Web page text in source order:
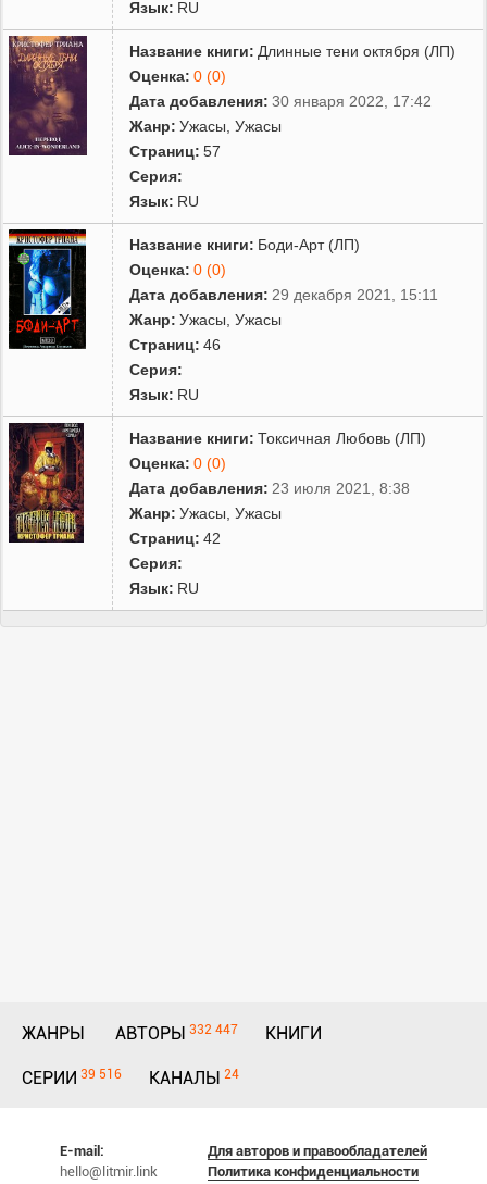
Язык: RU
Название книги: Длинные тени октября (ЛП)
Оценка: 0 (0)
Дата добавления: 30 января 2022, 17:42
Жанр: Ужасы ,Ужасы
Страниц: 57
Серия:
Язык: RU
Название книги: Боди-Арт (ЛП)
Оценка: 0 (0)
Дата добавления: 29 декабря 2021, 15:11
Жанр: Ужасы ,Ужасы
Страниц: 46
Серия:
Язык: RU
Название книги: Токсичная Любовь (ЛП)
Оценка: 0 (0)
Дата добавления: 23 июля 2021, 8:38
Жанр: Ужасы ,Ужасы
Страниц: 42
Серия:
Язык: RU
ЖАНРЫ АВТОРЫ 332 447 КНИГИ
СЕРИИ 39 516 КАНАЛЫ 24
E-mail:
hello@litmir.link
Для авторов и правообладателей
Политика конфиденциальности